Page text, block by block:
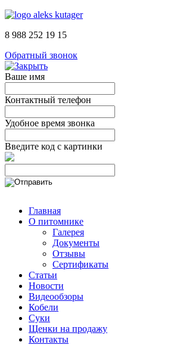
8 988 252 19 15
Обратный звонок
Ваше имя
Контактный телефон
Удобное время звонка
Введите код с картинки
Главная
О питомнике
Галерея
Документы
Отзывы
Сертификаты
Статьи
Новости
Видеообзоры
Кобели
Суки
Щенки на продажу
Контакты